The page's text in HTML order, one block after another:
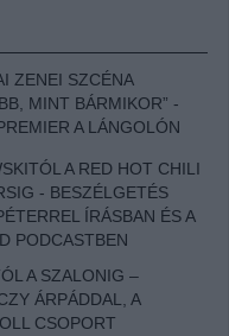
ZENEI SZCÉNA
MINT BÁRMIKOR” -
A LÁNGOLÓN
A RED HOT CHILI
- BESZÉLGETÉS
ÍRÁSBAN ÉS A
PODCASTBEN
A SZALONIG –
ÁRPÁDDAL, A
CSOPORT